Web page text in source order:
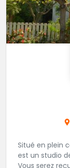
Situé en plein
est un studio
Vous serez